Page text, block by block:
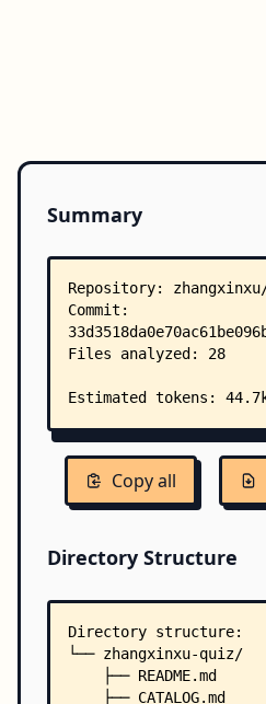
Summary
Copy all
Directory Structure
Directory structure:
└── zhangxinxu-quiz/
    ├── README.md
    ├── CATALOG.md